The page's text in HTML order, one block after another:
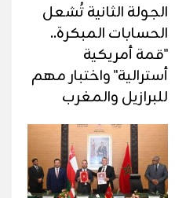
الجولة الثانية تُشعل
الحسابات المبكرة..
"قمة أمريكية
أسترالية" واختبار مهم
للبرازيل والمغرب